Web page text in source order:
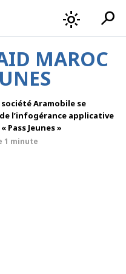
light_mode search
MAROC
société Aramobile se
l’infogérance applicative
Pass Jeunes »
1 minute